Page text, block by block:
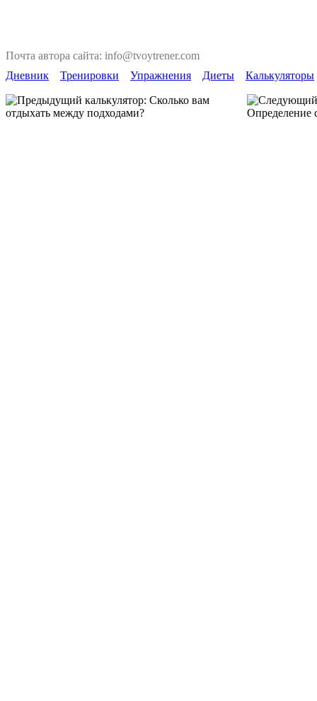
Почта автора сайта: info@tvoytrener.com
Дневник
Тренировки Упражнения Диеты Калькуляторы